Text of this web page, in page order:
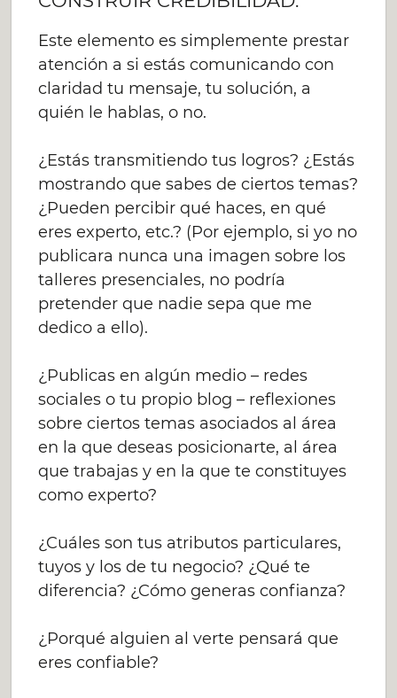
Este elemento es simplemente prestar
atención a si estás comunicando con
claridad tu mensaje, tu solución, a
quién le hablas, o no.
¿Estás transmitiendo tus logros? ¿Estás
mostrando que sabes de ciertos temas?
¿Pueden percibir qué haces, en qué
eres experto, etc.? (Por ejemplo, si yo no
publicara nunca una imagen sobre los
talleres presenciales, no podría
pretender que nadie sepa que me
dedico a ello).
¿Publicas en algún medio – redes
sociales o tu propio blog – reflexiones
sobre ciertos temas asociados al área
en la que deseas posicionarte, al área
que trabajas y en la que te constituyes
como experto?
¿Cuáles son tus atributos particulares,
tuyos y los de tu negocio? ¿Qué te
diferencia? ¿Cómo generas confianza?
¿Porqué alguien al verte pensará que
eres confiable?